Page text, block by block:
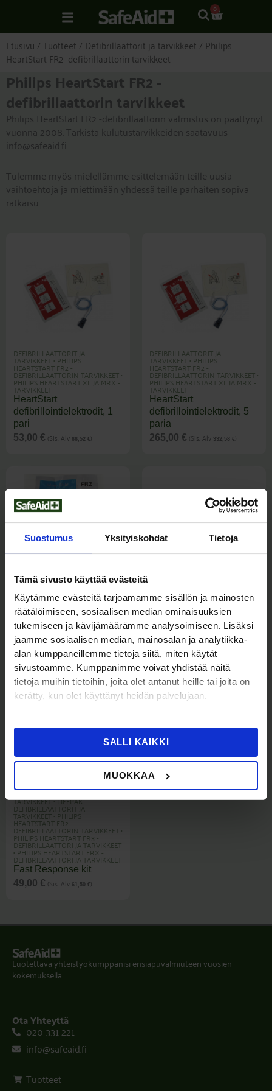
Suostumus Yksityiskohdat Tietoja
Tämä sivusto käyttää evästeitä
Käytämme evästeitä tarjoamamme sisällön ja mainosten
räätälöimiseen, sosiaalisen median ominaisuuksien
tukemiseen ja kävijämäärämme analysoimiseen. Lisäksi
jaamme sosiaalisen median, mainosalan ja analytiikka-
alan kumppaneillemme tietoja siitä, miten käytät
sivustoamme. Kumppanimme voivat yhdistää näitä
tietoja muihin tietoihin, joita olet antanut heille tai joita on
kerätty, kun olet käyttänyt heidän palvelujaan.
SALLI KAIKKI
MUOKKAA
0
CART
Etusivu/Tuotteet/ Defibrillaattorit ja tarvikkeet/ Philips
HeartStart FR2 -defibrillaattorin tarvikkeet
Philips HeartStart FR2 -
defibrillaattorin tarvikkeet
Philips HeartStart FR2 -defibrillaattorin valmistus on päättynyt
vuonna 2008. Tarkista kulutustarvikkeiden saatavuus
info@safeaid.fi
Tulemme myös mielellämme esittelemään teille uusia
vaihtoehtoja ja miettimään yhdessä teille parhaiten sopiva
ratkaisu.
DEFIBRILLAATTORIT JA
TARVIKKEET• PHILIPS
HEARTSTART FR2 -
DEFIBRILLAATTORIN TARVIKKEET•
PHILIPS HEARTSTART XL JA MRX -
TARVIKKEET
HeartStart
defibrillointielektrodit, 1
pari
53,00 € (Sis. Alv 66,52 € )
DEFIBRILLAATTORIT JA
TARVIKKEET• PHILIPS
HEARTSTART FR2 -
DEFIBRILLAATTORIN TARVIKKEET•
PHILIPS HEARTSTART XL JA MRX -
TARVIKKEET
HeartStart
defibrillointielektrodit, 5
paria
265,00 € (Sis. Alv 332,58 € )
DEFIBRILLAATTORIT JA
TARVIKKEET•PHILIPS
HEARTSTART FR2 -
DEFIBRILLAATTORIN TARVIKKEET
HeartStart FR2 lasten
elektrodit, 1 pari
144,00€(Sis. Alv
TARVIKKEET•PHILIPS
HEARTSTART FR2 -
DEFIBRILLAATTORIN TARVIKKEET
HeartStart FR2 paristo
295,00€ (Sis. Alv
DEFIBRILLAATTORIT JA
TARVIKKEET•LIFEPAK
DEFIBRILLAATTORIT JA
TARVIKKEET• PHILIPS
HEARTSTART FR2 -
DEFIBRILLAATTORIN TARVIKKEET•
PHILIPS HEARTSTART FR3 -
DEFIBRILLAATTORI JA TARVIKKEET
•PHILIPS HEARTSTART FRX -
DEFIBRILLAATTORI JA TARVIKKEET
Fast Response kit
49,00 € (Sis. Alv 61,50 € )
Luotettava yhteistyökumppanisi ensiapuvalmiuteen vuosien
kokemuksella.
Ota Yhteyttä
020 331 221
info@safeaid.fi
Tuotteet